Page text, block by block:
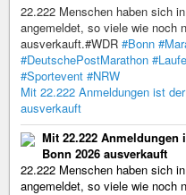
22.222 Menschen haben sich
angemeldet, so viele wie noch
ausverkauft.#WDR #Bonn
#DeutschePostMarathon
#Sportevent #NRW
Mit 22.222 Anmeldungen ist
ausverkauft
Mit 22.222 Anmeldungen
Bonn 2026 ausverkauft
22.222 Menschen haben sich
angemeldet, so viele wie noch